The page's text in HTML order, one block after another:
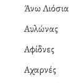
Άνω Λιόσια
Αυλώνας
Αφίδνες
Αχαρνές